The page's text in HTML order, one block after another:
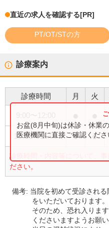
直近の求人を確認する[PR]
PT/OT/STの方
診療案内
診療時間 月 火
15:00〜18:00 ● ●
診療時間・内容等について、
ださい。
お盆(8月中旬)は休診・休業
医療機関に直接ご確認くださ
備考: 当院を初めて受診され
をいただいております。
そのため、恐れ入りま
くださいますようお願